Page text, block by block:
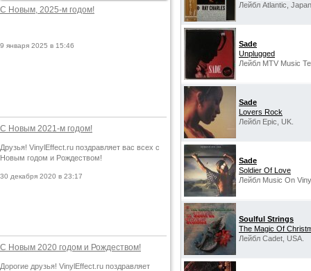
С Новым, 2025-м годом!
9 января 2025 в 15:46
С Новым 2021-м годом!
Друзья! VinylEffect.ru поздравляет вас всех с
Новым годом и Рождеством!
30 декабря 2020 в 23:17
С Новым 2020 годом и Рождеством!
Дорогие друзья! VinylEffect.ru поздравляет
Лейбл Atlantic,
Sade
Unplugged
Лейбл MTV Music
Sade
Lovers Rock
Лейбл Epic, UK.
Sade
Soldier Of Love
Лейбл Music On
Soulful Strings
The Magic Of
Лейбл Cadet, USA.